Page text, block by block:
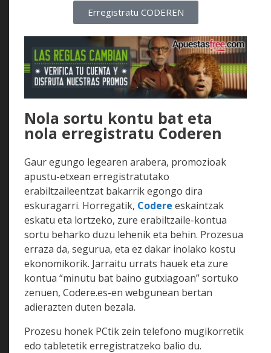
Erregistratu CODEREN
Nola sortu kontu bat eta
nola erregistratu Coderen
Gaur egungo legearen arabera, promozioak
apustu-etxean erregistratutako
erabiltzaileentzat bakarrik egongo dira
eskuragarri. Horregatik, Codere eskaintzak
eskatu eta lortzeko, zure erabiltzaile-kontua
sortu beharko duzu lehenik eta behin. Prozesua
erraza da, segurua, eta ez dakar inolako kostu
ekonomikorik. Jarraitu urrats hauek eta zure
kontua “minutu bat baino gutxiagoan” sortuko
zenuen, Codere.es-en webgunean bertan
adierazten duten bezala.
Prozesu honek PCtik zein telefono mugikorretik
edo tabletetik erregistratzeko balio du.